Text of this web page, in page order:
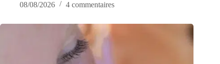
08/08/2026
4 commentaires